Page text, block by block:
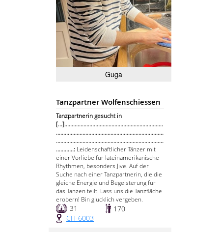
Guga
Tanzpartner Wolfenschiessen
Tanzpartnerin gesucht in
[...]...................................................................
.........................................................................
.........................................................................
............: Leidenschaftlicher Tänzer mit
einer Vorliebe für lateinamerikanische
Rhythmen, besonders Jive. Auf der
Suche nach einer Tanzpartnerin, die die
gleiche Energie und Begeisterung für
das Tanzen teilt. Lass uns die Tanzfläche
erobern! Bin glücklich vergeben.
31
170
CH-6003